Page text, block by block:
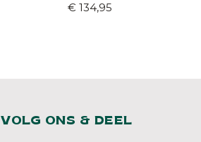
€ 134,95
VOLG ONS & DEEL